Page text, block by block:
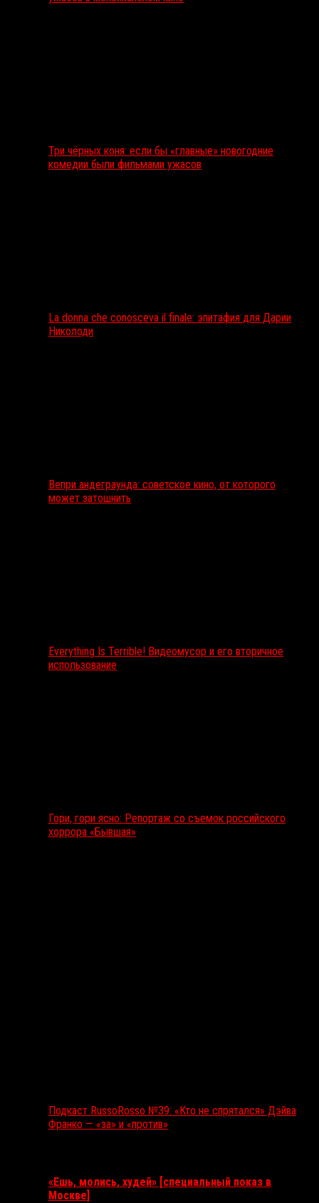
Три чёрных коня: если бы «главные» новогодние
комедии были фильмами ужасов
La donna che conosceva il finale: эпитафия для Дарии
Николоди
Вепри андеграунда: советское кино, от которого
может затошнить
Everything Is Terrible! Видеомусор и его вторичное
использование
Гори, гори ясно: Репортаж со съемок российского
хоррора «Бывшая»
Подкаст RussoRosso №39: «Кто не спрятался» Дэйва
Франко — «за» и «против»
«Ешь, молись, худей» [специальный показ в
Москве]